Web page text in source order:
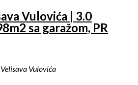
Vulovića | 3.0
sa garažom, PR
Velisava Vulovića